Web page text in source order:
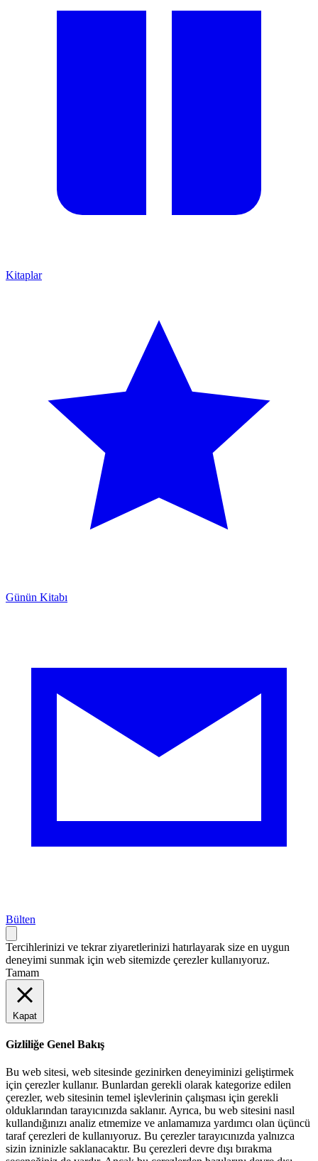
Kitaplar
Günün Kitabı
Bülten
Tercihlerinizi ve tekrar ziyaretlerinizi hatırlayarak size en uygun
deneyimi sunmak için web sitemizde çerezler kullanıyoruz.
Tamam
Kapat
Gizliliğe Genel Bakış
Bu web sitesi, web sitesinde gezinirken deneyiminizi geliştirmek
için çerezler kullanır. Bunlardan gerekli olarak kategorize edilen
çerezler, web sitesinin temel işlevlerinin çalışması için gerekli
olduklarından tarayıcınızda saklanır. Ayrıca, bu web sitesini nasıl
kullandığınızı analiz etmemize ve anlamamıza yardımcı olan üçüncü
taraf çerezleri de kullanıyoruz. Bu çerezler tarayıcınızda yalnızca
sizin izninizle saklanacaktır. Bu çerezleri devre dışı bırakma